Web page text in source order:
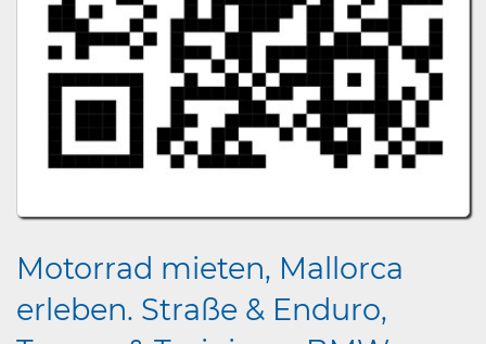
Motorrad mieten, Mallorca
erleben. Straße & Enduro,